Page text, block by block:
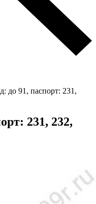
до 91, паспорт: 231,
231, 232,